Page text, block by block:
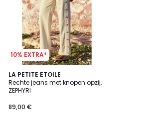
10% EXTRA*
LA PETITE ETOILE
Rechte jeans met knopen opzij,
ZEPHYRI
89,00 €
5
/
5